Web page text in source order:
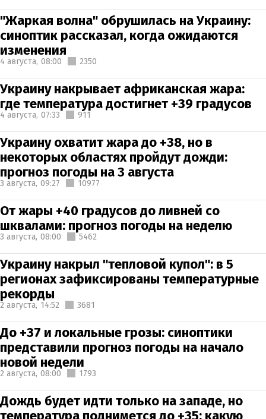
"Жаркая волна" обрушилась на Украину:
синоптик рассказал, когда ожидаются
изменения
4 августа, 08:00 2350
Украину накрывает африканская жара:
где температура достигнет +39 градусов
4 августа, 07:33 911
Украину охватит жара до +38, но в
некоторых областях пройдут дожди:
прогноз погоды на 3 августа
3 августа, 09:27 10977
От жары +40 градусов до ливней со
шквалами: прогноз погоды на неделю
3 августа, 08:00 5462
Украину накрыл "тепловой купол": в 5
регионах зафиксированы температурные
рекорды
2 августа, 14:52 3681
До +37 и локальные грозы: синоптики
представили прогноз погоды на начало
новой недели
2 августа, 08:00 1793
Дождь будет идти только на западе, но
температура поднимется до +35: какую